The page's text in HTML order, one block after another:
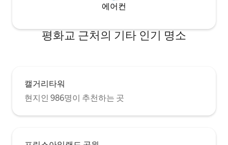
에어컨
평화교 근처의 기타 인기 명소
캘거리타워
현지인 986명이 추천하는 곳